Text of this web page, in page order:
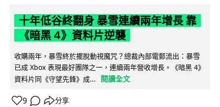
十年低谷終翻身 暴雪連續兩年增長 靠
《暗黑 4》資料片逆襲
收購兩年，暴雪終於擺脫動視魔咒？總裁內部電郵流出：暴雪
已成 Xbox 表現最好團隊之一，連續兩年營收增長。《暗黑 4》
資料片同《守望先鋒》成...
閱讀全文
9 分享